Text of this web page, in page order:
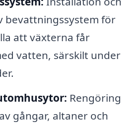
bevattningssystem för
att växterna får
vatten, särskilt under
Rengöring
gångar, altaner och